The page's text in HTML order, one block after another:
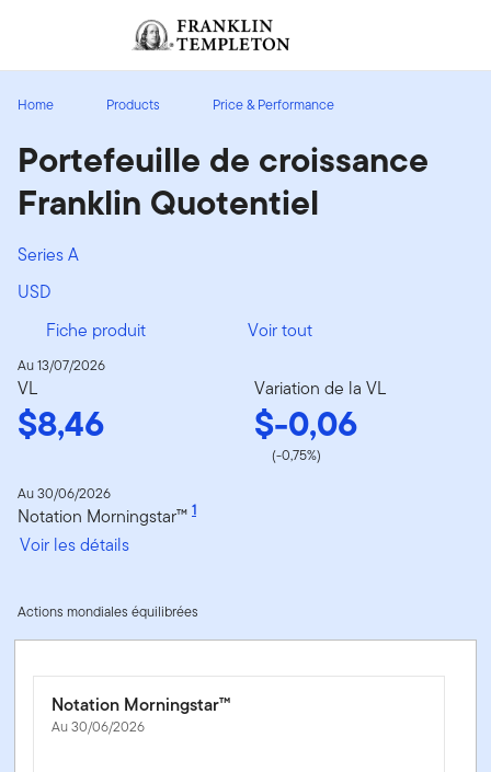
Header menu toggle
Ouverture de session
Home Products Price & Performance
Portefeuille de croissance
Franklin Quotentiel
Series A
USD
Fiche produit
Voir tout
Au 13/07/2026
VL
$8,46
Variation de la VL
$-0,06
(-0,75%)
Au 30/06/2026
Notation Morningstar™ 1
Voir les détails
Actions mondiales équilibrées
Notation Morningstar™
Au 30/06/2026